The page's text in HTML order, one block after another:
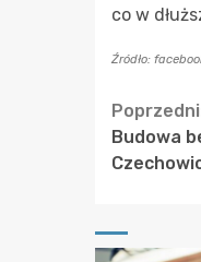
co w
Źródło:
Budowa